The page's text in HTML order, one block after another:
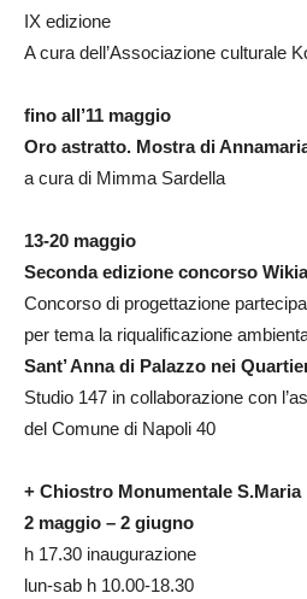
IX edizione
A cura dell’Associazione culturale
fino all’11 maggio
Oro astratto. Mostra di
a cura di Mimma Sardella
13-20 maggio
Seconda edizione concorso
Concorso di progettazione
per tema la riqualificazione
Sant’ Anna di Palazzo nei
Studio 147 in col­laborazione con
del Comune di Napoli 40
+ Chiostro Monumentale S.Maria
2 maggio – 2 giugno
h 17.30 inaugurazione
lun-sab h 10.00-18.30